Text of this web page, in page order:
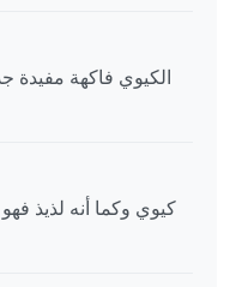
الكيوي فاكهة مفيدة
كيوي وكما أنه لذيذ